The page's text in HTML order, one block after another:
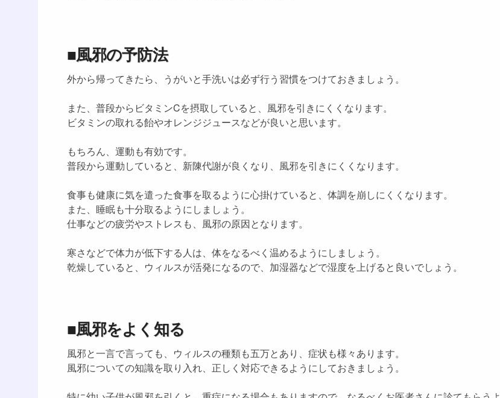
■風邪の予防法
外から帰ってきたら、うがいと手洗いは必ず行う習慣をつけておきましょう。
また、普段からビタミンCを摂取していると、風邪を引きにくくなります。
ビタミンの取れる飴やオレンジジュースなどが良いと思います。
もちろん、運動も有効です。
普段から運動していると、新陳代謝が良くなり、風邪を引きにくくなります。
食事も健康に気を遣った食事を取るように心掛けていると、体調を崩しにくくなります。
また、睡眠も十分取るようにしましょう。
仕事などの疲労やストレスも、風邪の原因となります。
寒さなどで体力が低下する人は、体をなるべく温めるようにしましょう。
乾燥していると、ウィルスが活発になるので、加湿器などで湿度を上げると良いでしょう。
■風邪をよく知る
風邪と一言で言っても、ウィルスの種類も五万とあり、症状も様々あります。
風邪についての知識を取り入れ、正しく対応できるようにしておきましょう。